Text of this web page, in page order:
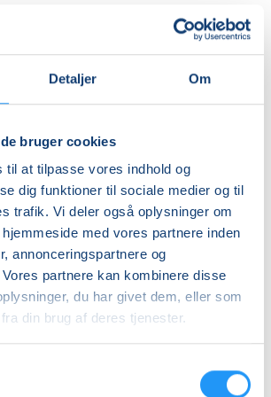
Detaljer Om
bruger cookies
til at tilpasse vores indhold og
dig funktioner til sociale medier og til
trafik. Vi deler også oplysninger om
med vores partnere inden
annonceringspartnere og
partnere kan kombinere disse
du har givet dem, eller som
din brug af deres tjenester.
bevægelse og nysgerrighed.
børnenes alder og udvikling,
med – uanset forudsætninger.
velkendte sange, lege og
en tryg ramme, hvor barnet kan
deltage aktivt og udvikle sig i sit eget
til enkle og sjove
som kan tages med hjem og skabe
i hverdagen.
i en afslappet og positiv atmosfære
Kom og leg, syng, dans og bevæg